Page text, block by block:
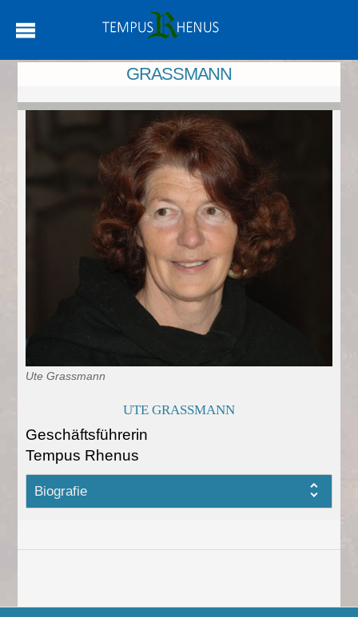
GRASSMANN
Ute Grassmann
UTE GRASSMANN
Geschäftsführerin
Tempus Rhenus
Biografie